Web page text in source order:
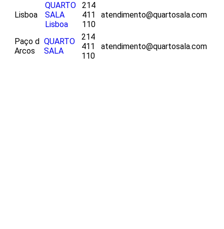
Lisboa
QUARTO
SALA
Lisboa
214
411
110
atendimento@quartosala.com
Paço d
Arcos
QUARTO
SALA
214
411
110
atendimento@quartosala.com